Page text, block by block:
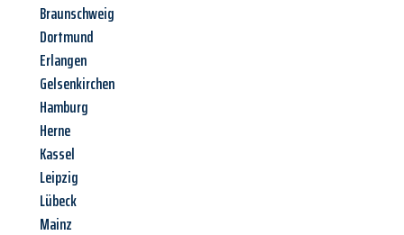
Braunschweig
Dortmund
Erlangen
Gelsenkirchen
Hamburg
Herne
Kassel
Leipzig
Lübeck
Mainz